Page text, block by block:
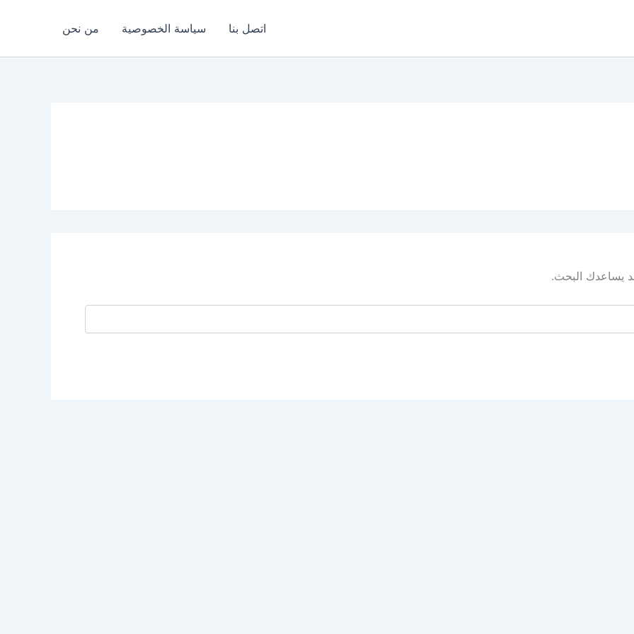
اتصل بنا سياسة الخصوصية من نحن
يساعدك البحث.